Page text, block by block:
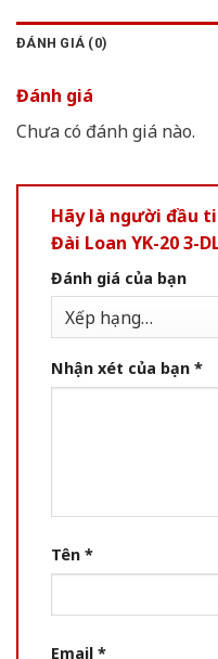
ĐÁNH GIÁ (0)
Đánh giá
Chưa có đánh giá nào.
Hãy là người đầu
Đài Loan YK-20 3-
Đánh giá của bạn
Nhận xét của bạn *
Tên *
Email *